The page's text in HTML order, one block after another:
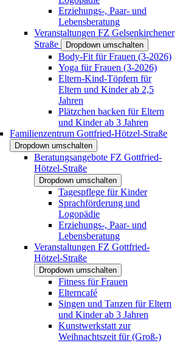
Erziehungs-, Paar- und
Lebensberatung
Veranstaltungen FZ Gelsenkirchener
Straße
Dropdown umschalten
Body-Fit für Frauen (3-2026)
Yoga für Frauen (3-2026)
Eltern-Kind-Töpfern für
Eltern und Kinder ab 2,5
Jahren
Plätzchen backen für Eltern
und Kinder ab 3 Jahren
Familienzentrum Gottfried-Hötzel-Straße
Dropdown umschalten
Beratungsangebote FZ Gottfried-
Hötzel-Straße
Dropdown umschalten
Tagespflege für Kinder
Sprachförderung und
Logopädie
Erziehungs-, Paar- und
Lebensberatung
Veranstaltungen FZ Gottfried-
Hötzel-Straße
Dropdown umschalten
Fitness für Frauen
Elterncafé
Singen und Tanzen für Eltern
und Kinder ab 3 Jahren
Kunstwerkstatt zur
Weihnachtszeit für (Groß-)